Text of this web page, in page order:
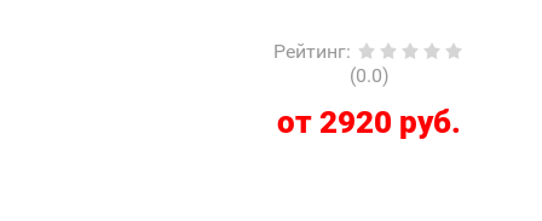
Рейтинг:
(0.0)
от 2920 руб.